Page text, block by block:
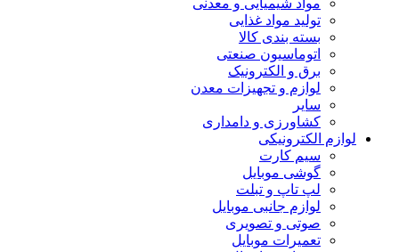
مواد شیمیایی و معدنی
تولید مواد غذایی
بسته بندی کالا
اتوماسیون صنعتی
برق و الکترونیک
لوازم و تجهیزات معدن
سایر
کشاورزی و دامداری
لوازم الکترونیکی
سیم کارت
گوشی موبایل
لپ تاپ و تبلت
لوازم جانبی موبایل
صوتی و تصویری
تعمیرات موبایل